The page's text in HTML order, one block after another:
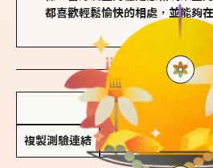
都喜歡輕鬆愉快的相處，並能夠
儲存我的結果
複製測驗連結 查看香氛